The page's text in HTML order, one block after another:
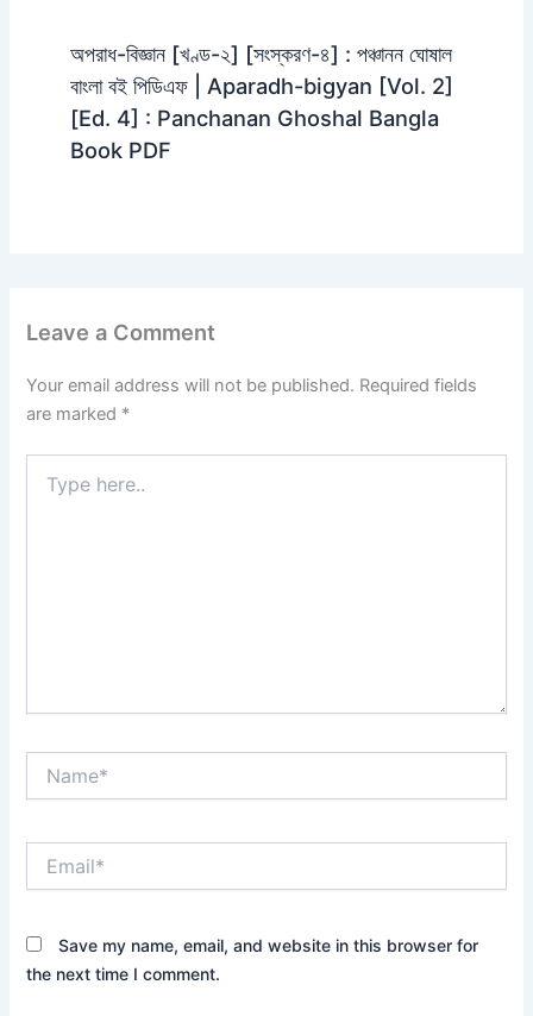
অপরাধ-বিজ্ঞান [খণ্ড-২] [সংস্করণ-৪] : পঞ্চানন ঘোষাল
বাংলা বই পিডিএফ | Aparadh-bigyan [Vol. 2]
[Ed. 4] : Panchanan Ghoshal Bangla
Book PDF
Leave a Comment
Your email address will not be published. Required fields
are marked *
here..
Save my name, email, and website in this browser for
the next time I comment.